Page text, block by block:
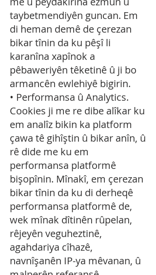
taybetmendiyên guncan. Em
di heman demê de çerezan
bikar tînin da ku pêşî li
karanîna xapînok a
pêbaweriyên têketinê û ji bo
armancên ewlehiyê bigirin.
• Performansa û Analytics.
Cookies ji me re dibe alîkar ku
em analîz bikin ka platform
çawa tê gihîştin û bikar anîn, û
rê dide me ku em
performansa platformê
bişopînin. Mînakî, em çerezan
bikar tînin da ku di derheqê
performansa platformê de,
wek mînak dîtinên rûpelan,
rêjeyên veguheztinê,
agahdariya cîhazê,
navnîşanên IP-ya mêvanan, û